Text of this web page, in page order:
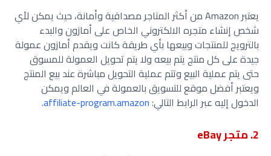
يعتبر Amazon من أكثر المتاجر مصداقية وأمانة، حيث يمكن لأي
شخص إنشاء متجره الالكتروني الخاص على أمازون والبدء
بالترويج للمنتجات وبيعها بأي طريقة كانت ويقدم أمازون عمولة
جيدة على كل منتج يتم بيعه ولا يتم تحويل العمولة للمسوق
حتى يتم عملية البيع وتتم عملية التحويل مباشرة عند بيع المنتج
ويعتبر أفضل موقع للتسويق بالعمولة في العالم ويمكن
الدخول إليه عبر الرابط التالي:affiliate-program.amazon
.
2. متجر eBay